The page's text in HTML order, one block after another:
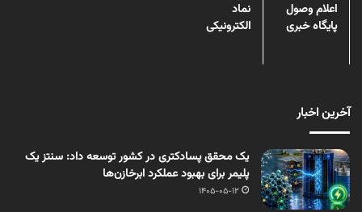
اعلام وصول
پایگاه خبری
نماد
الکترونیکی
آخرین اخبار
یک محقق پسادکتری در کشور توسعه داد: سنتز یک
پلیمر برای بهبود عملکرد ابرخازن‌ها
1405-05-12